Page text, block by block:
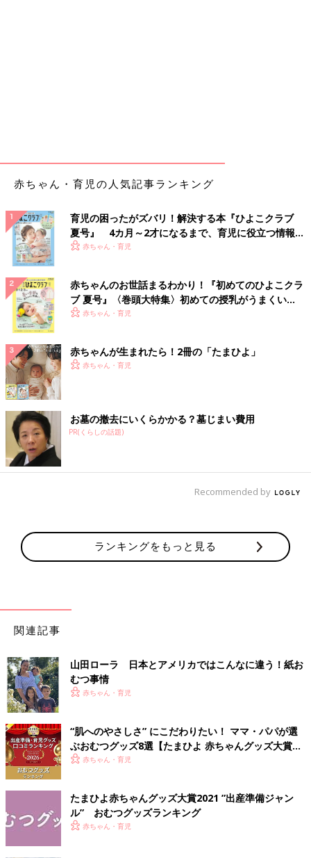
赤ちゃん・育児の人気記事ランキング
育児の困ったがズバリ！解決する本『ひよこクラブ
夏号』 4カ月～2才になるまで、育児に役立つ情報が
いっぱい！
赤ちゃん・育児
赤ちゃんのお世話まるわかり！『初めてのひよこクラ
ブ 夏号』〈巻頭大特集〉初めての授乳がうまくい
く！ おっぱい・ミルクの基本と夏のトラブル 解決テ
赤ちゃん・育児
赤ちゃんが生まれたら！2冊の「たまひよ」
赤ちゃん・育児
お墓の撤去にいくらかかる？墓じまい費用
PR(くらしの話題)
Recommended by
ランキングをもっと見る
関連記事
山田ローラ 日本とアメリカではこんなに違う！紙お
むつ事情
赤ちゃん・育児
“肌へのやさしさ” にこだわりたい！ ママ・パパが選
ぶおむつグッズ8選【たまひよ 赤ちゃんグッズ大賞
2026】
赤ちゃん・育児
たまひよ赤ちゃんグッズ大賞2021 ”出産準備ジャン
ル” おむつグッズランキング
赤ちゃん・育児